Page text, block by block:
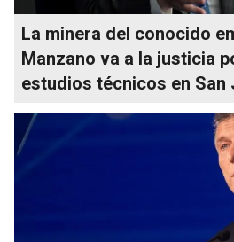
La minera del conocido
Manzano va a la justicia
estudios técnicos en San